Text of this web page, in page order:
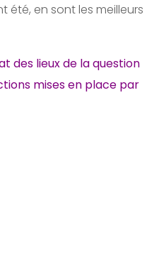
été, en sont les meilleurs
des lieux de la question
mises en place par